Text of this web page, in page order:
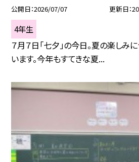
公開日 2026/07/07 更新日
4年生
７月７日「七夕」の今日。夏の楽しみ
います。今年もすてきな夏...